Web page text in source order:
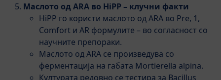
Маслото од ARA во HiPP – клучни факти
HiPP го користи маслото од ARA во Pre, 1,
Comfort и AR формулите – во согласност со
научните препораки.
Маслото од ARA се произведува со
ферментација на габата Mortierella alpina.
Културата редовно се тестира за Bacillus